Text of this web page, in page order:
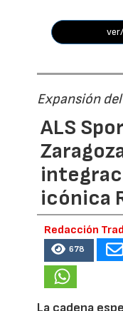
Expansión
ALS
icónica
Redacción
678
La cadena